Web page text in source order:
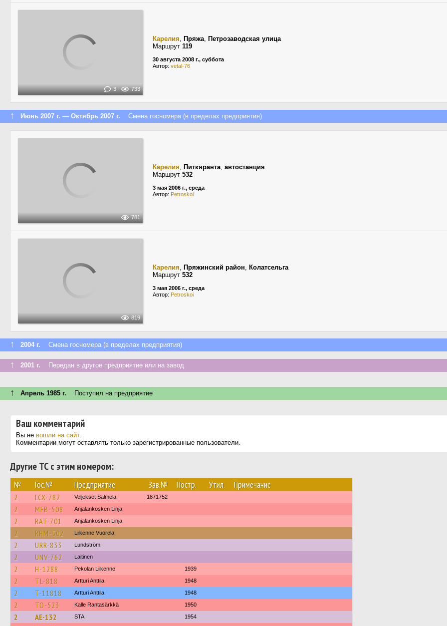
3 733
Карелия, Пряжа, Петрозаводская улица
Маршрут 119
30 августа 2008 г., суббота
Автор: vetal-76
↑ Июнь 2007 г. — Октябрь 2007 г. Смена госномера (в пределах предприятия)
781
Карелия, Питкяранта, автостанция
Маршрут 532
3 мая 2006 г., среда
Автор: Petroskoi
819
Карелия, Пряжинский район, Колатсельга
Маршрут 532
3 мая 2006 г., среда
Автор: Petroskoi
↑ 2004 г. Смена госномера (в пределах предприятия)
↑ 2001 г. Передан в другое предприятие или на завод
↑ Апрель 1985 г. Поступил на предприятие
Ваш комментарий
Вы не вошли на сайт.
Комментарии могут оставлять только зарегистрированные пользователи.
Другие ТС с этим номером:
№ Гос.№ Предприятие Зав.№ Постр. Утил. Примечание
2 LCX-782 Veljekset Salmela 1871752
2 MFB-508 Anjalankosken Linja
2 RAT-701 Anjalankosken Linja
2 RHM-502 Liikenne Vuorela
2 URR-833 Lundström
2 UNV-762 Laitinen
2 H-1288 Pekolan Liikenne 1939
2 TL-818 Artturi Anttila 1948
2 T-11818 Artturi Anttila 1948
2 TO-523 Kalle Rantasärkkä 1950
2 AE-132 STA 1954